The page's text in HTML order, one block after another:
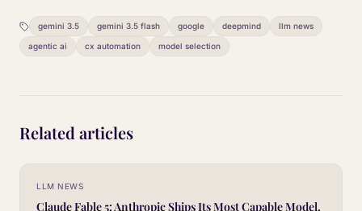
gemini 3.5 gemini 3.5 flash google deepmind llm news
agentic ai cx automation model selection
Related articles
LLM NEWS
Claude Fable 5: Anthropic Ships Its Most Capable Model,